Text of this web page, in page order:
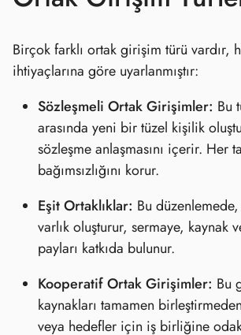
Birçok farklı ortak girişim türü vardır,
ihtiyaçlarına göre uyarlanmıştır:
Sözleşmeli Ortak Girişimler: Bu
arasında yeni bir tüzel kişilik
sözleşme anlaşmasını içerir. Her
bağımsızlığını korur.
Eşit Ortaklıklar: Bu
varlık oluşturur, sermaye, kaynak
payları katkıda bulunur.
Kooperatif Ortak Girişimler: Bu
kaynakları tamamen
veya hedefler için iş birliğine